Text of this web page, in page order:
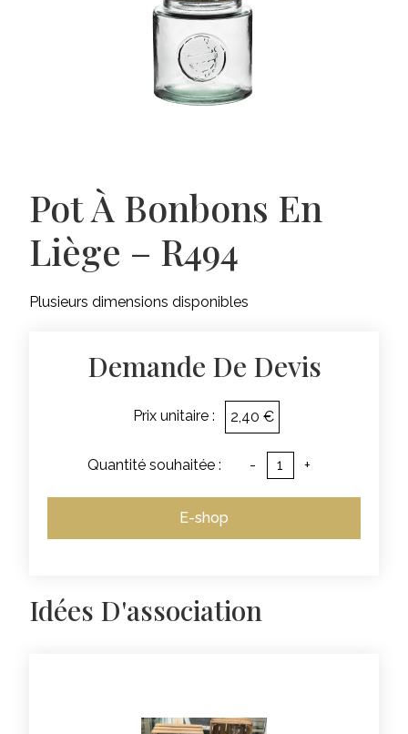
Pot À Bonbons En
Liège – R494
Plusieurs dimensions disponibles
Demande De Devis
Prix unitaire : 2,40 €
Quantité souhaitée : - +
E-shop
Idées D'association